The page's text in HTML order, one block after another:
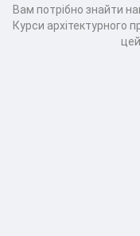
Вам потрібно знайти
Курси архітектурного